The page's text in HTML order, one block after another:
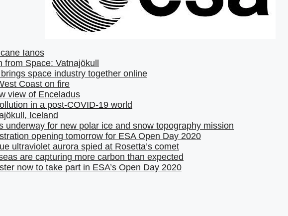
Ianos
from Space: Vatnajökull
space industry together online
Coast on fire
view of Enceladus
in a post-COVID-19 world
Iceland
underway for new polar ice and snow topography mission
opening tomorrow for ESA Open Day 2020
ultraviolet aurora spied at Rosetta’s comet
are capturing more carbon than expected
now to take part in ESA’s Open Day 2020